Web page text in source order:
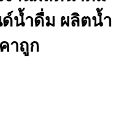
น้ำดื่ม ผลิตน้ำ
าถูก